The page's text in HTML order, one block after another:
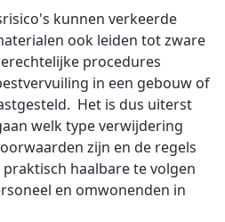
kunnen verkeerde
ook leiden tot zware
procedures
in een gebouw of
Het is dus uiterst
welk type verwijdering
zijn en de regels
haalbare te volgen
en omwonenden in